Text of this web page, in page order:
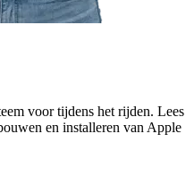
voor tijdens het rijden. Lees
en installeren van Apple